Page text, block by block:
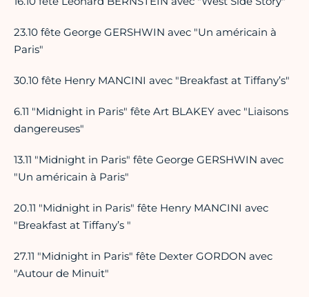
23.10 fête George GERSHWIN avec "Un américain à
Paris"
30.10 fête Henry MANCINI avec "Breakfast at Tiffany’s"
6.11 "Midnight in Paris" fête Art BLAKEY avec "Liaisons
dangereuses"
13.11 "Midnight in Paris" fête George GERSHWIN avec
"Un américain à Paris"
20.11 "Midnight in Paris" fête Henry MANCINI avec
"Breakfast at Tiffany’s "
27.11 "Midnight in Paris" fête Dexter GORDON avec
"Autour de Minuit"